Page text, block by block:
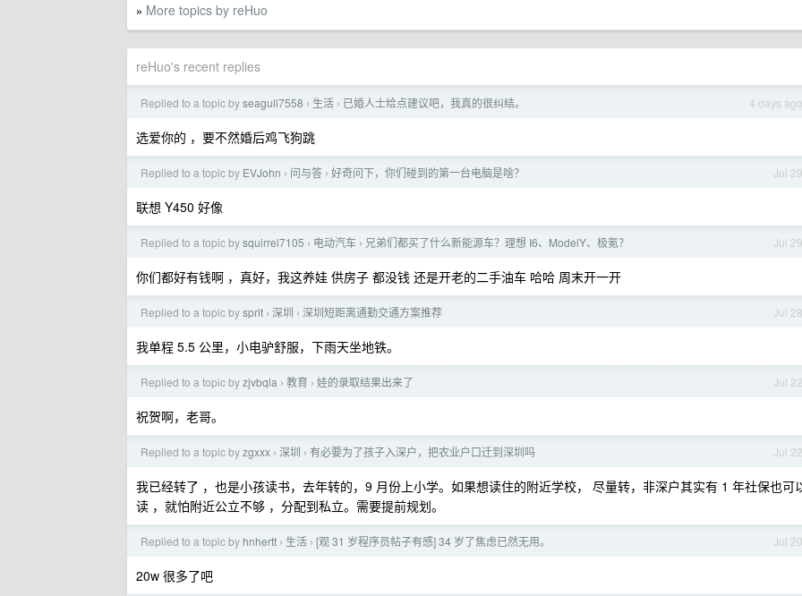
» More topics by reHuo
reHuo's recent replies
4 days ago
Replied to a topic byseagull7558 › 生活 › 已婚人士给点建议吧，我真的很纠结。
选爱你的 ，要不然婚后鸡飞狗跳
Jul 29
Replied to a topic by EVJohn › 问与答 › 好奇问下，你们碰到的第一台电脑是啥？
联想 Y450 好像
Jul 29
Replied to a topic bysquirrel7105 › 电动汽车 › 兄弟们都买了什么新能源车？理想 I6、ModelY、极氪？
你们都好有钱啊 ，真好，我这养娃 供房子 都没钱 还是开老的二手油车 哈哈 周末开一开
Jul 28
Replied to a topic bysprit › 深圳 › 深圳短距离通勤交通方案推荐
我单程 5.5 公里，小电驴舒服，下雨天坐地铁。
Jul 22
Replied to a topic byzjvbqla › 教育 › 娃的录取结果出来了
祝贺啊，老哥。
Jul 22
Replied to a topic byzgxxx › 深圳 › 有必要为了孩子入深户，把农业户口迁到深圳吗
我已经转了 ，也是小孩读书，去年转的，9 月份上小学。如果想读住的附近学校， 尽量转，非深户其实有 1 年社保也可
读 ，就怕附近公立不够 ，分配到私立。需要提前规划。
Jul 20
Replied to a topic by hnhertt › 生活 › [观 31 岁程序员帖子有感] 34 岁了焦虑已然无用。
20w 很多了吧